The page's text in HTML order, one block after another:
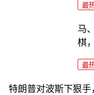
最
马
棋
最
特朗普对波斯下狠手